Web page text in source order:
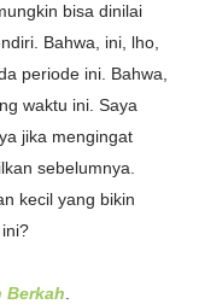
bisa dinilai
Bahwa, ini, lho,
periode ini. Bahwa,
waktu ini. Saya
jika mengingat
sebelumnya.
kecil yang bikin
Berkah